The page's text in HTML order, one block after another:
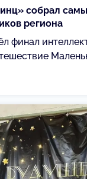
собрал
региона
финал